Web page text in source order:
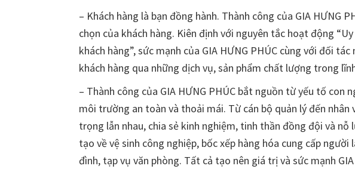
– Khách hàng là bạn đồng hành. Thành công của GIA HƯNG
chọn của khách hàng. Kiên định với nguyên tắc hoạt động
khách hàng”, sức mạnh của GIA HƯNG PHÚC cùng với đối
khách hàng qua những dịch vụ, sản phẩm chất lượng trong
– Thành công của GIA HƯNG PHÚC bắt nguồn từ yếu tố con
môi trường an toàn và thoải mái. Từ cán bộ quản lý đến
trọng lẫn nhau, chia sẻ kinh nghiệm, tinh thần đồng đội và nỗ
tạo về vệ sinh công nghiệp, bốc xếp hàng hóa cung cấp người
đình, tạp vụ văn phòng. Tất cả tạo nên giá trị và sức mạnh GIA